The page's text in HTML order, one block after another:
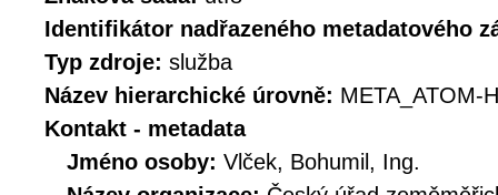
Identifikátor nadřazeného metadatového
Typ zdroje: služba
Název hierarchické úrovně: META_ATOM-
Kontakt - metadata
Jméno osoby: Vlček, Bohumil, Ing.